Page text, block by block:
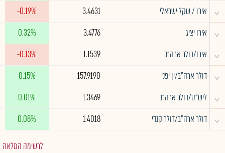
^ אירו / שקל ישראלי 3.4631
-0.19%
^ אירו יציג 3.4776
0.32%
^ אירו/דולר ארה"ב 1.1539
-0.13%
^ דולר ארה"ב/ין יפני 157.9190
0.15%
^ ליש"ט/דולר ארה"ב 1.3469
0.01%
^ דולר ארה"ב/דולר קנדי 1.4018
0.08%
לרשימה המלאה